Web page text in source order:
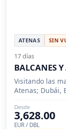
ATENAS SIN
17 días
BALCANES
Visitando las
Atenas; Dubái,
Desde
3,628.00
EUR / DBL